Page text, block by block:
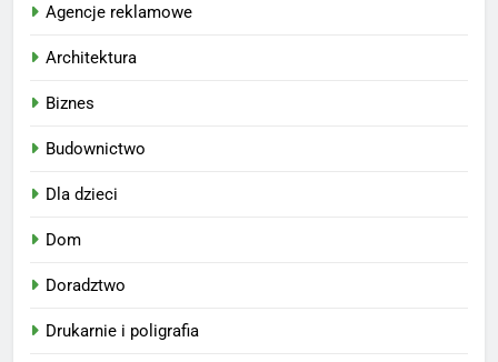
Agencje reklamowe
Architektura
Biznes
Budownictwo
Dla dzieci
Dom
Doradztwo
Drukarnie i poligrafia